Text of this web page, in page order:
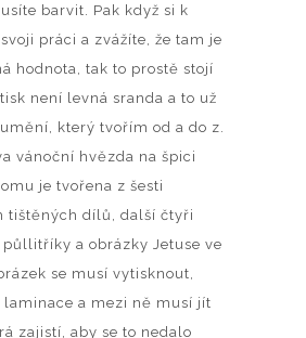
barvit. Pak když si k
práci a zvážíte, že tam je
hodnota, tak to prostě stojí
není levná sranda a to už
který tvořím od a do z.
vánoční hvězda na špici
je tvořena z šesti
tištěných dílů, další čtyři
půllitříky a obrázky Jetuse ve
se musí vytisknout,
a mezi ně musí jít
zajistí, aby se to nedalo